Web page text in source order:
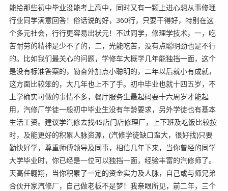
能给那些初中毕业没能考上高中，同时又有一颗上进心想从事修理
行业同学满意回答！俗话说的好，360行，只要干得好，特别在这
个多元社会，行行更容易出状元！不过同学，修理学技术，一，吃
苦耐劳的精神是少不了的，二，光能吃苦，没有点聪明劲也是不行
的。比如我们最关心的问题，学修车大概学几年能独挡一面，这个
是没有标准答案的，勒奋外加点小聪明的，二年以后就小有成就，
这方面比较笨的，大几年也上不了手。初中毕业也就十四五岁，不
上学确实可做的事情不多，餐厅服务生最起码要十六周岁才能起
用，汽修厂学徒一般初中毕业生没有年龄要求，另外学徒也有基本
生活工资。建议学汽修去找4S店门店修理厂，上下班及吃饭比较按
时，及能更好的积累人脉资源，(汽修学徒缺口蛮大，很好找)只要
勤快好学，尊重师傅领导及同事，相信几年下来，当你曾经的同学
大学毕业时，你已经是一位可以独挡一面，经验丰富的汽修师了。
天高任翱翔，当你积累了一定的资金实力及人脉，自己或与师兄弟
合伙开家汽修厂，自己做老板不是梦！我亲眼所见，前二年，三个